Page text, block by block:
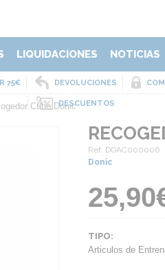
LIQUIDACIONES NOTICIAS
75€ DEVOLUCIONES
DESCUENTOS
Cubo Donic
Ref. DOAC000006
Donic
TIPO:
Articulos de